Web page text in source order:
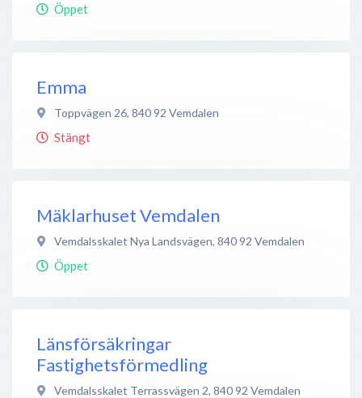
Öppet
Emma
Toppvägen 26, 840 92 Vemdalen
Stängt
Mäklarhuset Vemdalen
Vemdalsskalet Nya Landsvägen, 840 92 Vemdalen
Öppet
Länsförsäkringar
Fastighetsförmedling
Vemdalsskalet Terrassvägen 2, 840 92 Vemdalen